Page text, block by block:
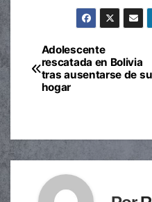
Navegación
de
Adolescente
rescatada en Bolivia
tras ausentarse de su
hogar